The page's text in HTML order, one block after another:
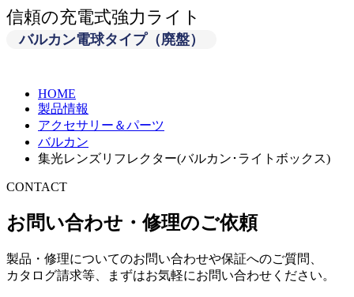
信頼の充電式強力ライト
バルカン電球タイプ（廃盤）
HOME
製品情報
アクセサリー＆パーツ
バルカン
集光レンズリフレクター(バルカン･ライトボックス)
CONTACT
お問い合わせ・修理のご依頼
製品・修理についてのお問い合わせや保証へのご質問、
カタログ請求等、まずはお気軽にお問い合わせください。